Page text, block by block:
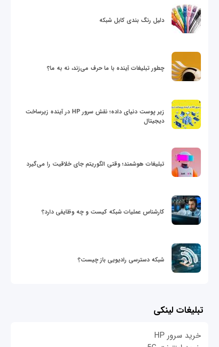
دلیل رنگ بندی کابل شبکه
چطور تبلیغات آینده با ما حرف می‌زند، نه به ما؟
زیر پوست دنیای داده؛ نقش سرور HP در آینده زیرساخت
دیجیتال
تبلیغات هوشمند؛ وقتی الگوریتم جای خلاقیت را می‌گیرد
کارشناس عملیات شبکه کیست و چه وظایفی دارد؟
شبکه دسترسی رادیویی باز چیست؟
تبلیغات لینکی
خرید سرور HP